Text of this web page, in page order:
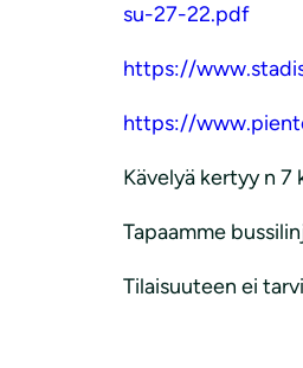
su-27-22.pdf
https://
https://
Kävelyä kertyy n 7
Tapaamme
Tilaisuuteen ei